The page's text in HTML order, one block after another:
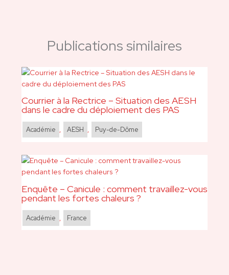
Publications similaires
Courrier à la Rectrice – Situation des AESH
dans le cadre du déploiement des PAS
Académie , AESH , Puy-de-Dôme
Enquête – Canicule : comment travaillez-vous
pendant les fortes chaleurs ?
Académie , France